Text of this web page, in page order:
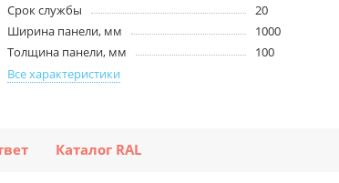
Срок службы
20
Ширина панели, мм
1000
Толщина панели, мм
100
Все характеристики
Каталог RAL